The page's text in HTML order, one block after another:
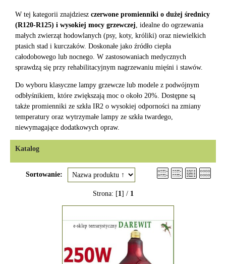
W tej kategorii znajdziesz czerwone promienniki o dużej średnicy
(R120-R125) i wysokiej mocy grzewczej, idealne do ogrzewania
małych zwierząt hodowlanych (psy, koty, króliki) oraz niewielkich
ptasich stad i kurczaków. Doskonałe jako źródło ciepła
całodobowego lub nocnego. W zastosowaniach medycznych
sprawdzą się przy rehabilitacyjnym nagrzewaniu mięśni i stawów.
Do wyboru klasyczne lampy grzewcze lub modele z podwójnym
odbłyśnikiem, które zwiększają moc o około 20%. Dostępne są
także promienniki ze szkła IR2 o wysokiej odporności na zmiany
temperatury oraz wytrzymałe lampy ze szkła twardego,
niewymagające dodatkowych opraw.
Katalog
Sortowanie:
Strona: [1] / 1